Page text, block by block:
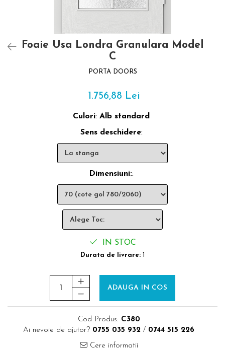
Foaie Usa Londra Granulara Model
C
PORTA DOORS
1.756,88 Lei
Culori: Alb standard
Sens deschidere:
Dimensiuni::
IN STOC
Durata de livrare: 1
ADAUGA IN COS
Cod Produs: C380
Ai nevoie de ajutor? 0755 035 932 / 0744 515 226
Cere informatii